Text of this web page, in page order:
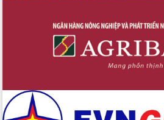
Nâng cao hiệu lực, hiệu quả HĐND
tỉnh thông qua hiện đại hóa hành chính
Xã Ea Phê gắn cải cách hành chính với
Hồ Thị Nguyên Thảo làm việc tại Trung
tâm Phục vụ hành chính công xã Ea